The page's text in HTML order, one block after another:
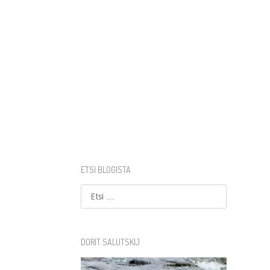
ETSI BLOGISTA
Etsi
DORIT SALUTSKIJ